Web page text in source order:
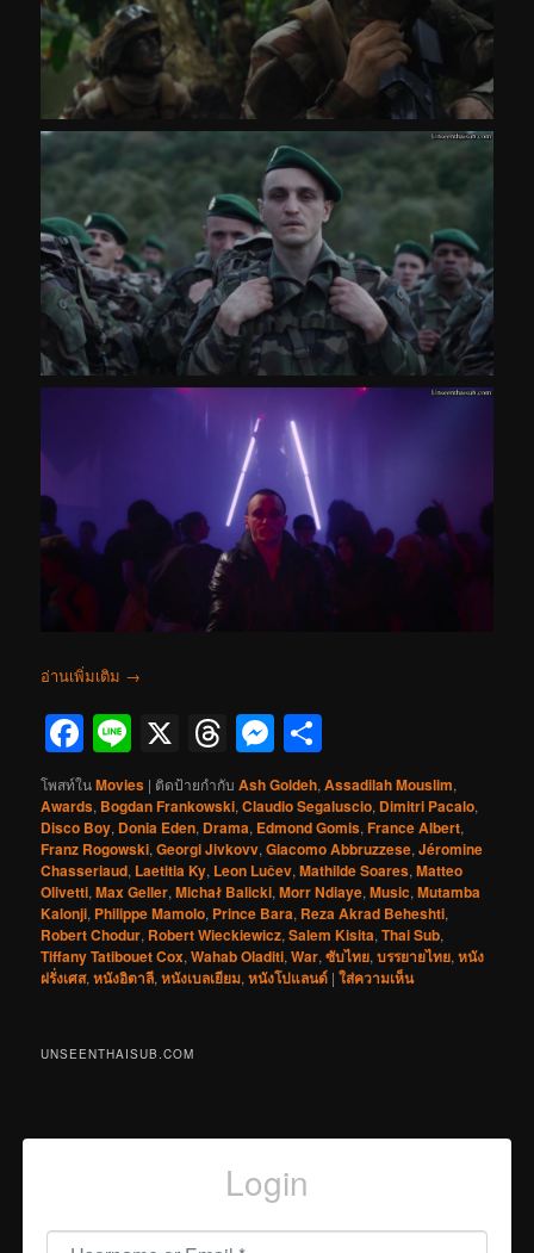
อ่านเพิ่มเติม →
Facebook
Line
X Threads
Messenger
โพสท์ในMovies | ติดป้ายกำกับ Ash Goldeh,Assadilah Mouslim,
Awards, Bogdan Frankowski,Claudio Segaluscio, Dimitri Pacalo,
Disco Boy, Donia Eden, Drama, Edmond Gomis,France Albert,
Franz Rogowski,Georgi Jivkovv,Giacomo Abbruzzese,Jéromine
Chasseriaud, Laetitia Ky, Leon Lučev,Mathilde Soares,Matteo
Olivetti,Max Geller,Michał Balicki,Morr Ndiaye,Music,Mutamba
Kalonji, Philippe Mamolo, Prince Bara, Reza Akrad Beheshti,
Robert Chodur, Robert Wieckiewicz,Salem Kisita,Thai Sub,
Tiffany Tatibouet Cox,Wahab Oladiti,War,ซับไทย,บรรยายไทย,หนัง
ฝรั่งเศส,หนังอิตาลี,หนังเบลเยียม,หนังโปแลนด์ |ใส่ความเห็น
UNSEENTHAISUB.COM
Login
Username or Email